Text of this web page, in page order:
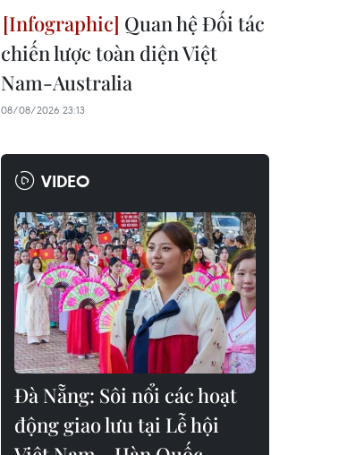
Quan hệ Đối tác
chiến lược toàn diện Việt
Nam-Australia
08/08/2026 23:13
VIDEO
Đà Nẵng: Sôi nổi các hoạt
động giao lưu tại Lễ hội